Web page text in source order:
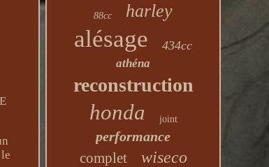
88cc harley
alésage 434cc
athéna
reconstruction
honda joint
performance
complet wiseco